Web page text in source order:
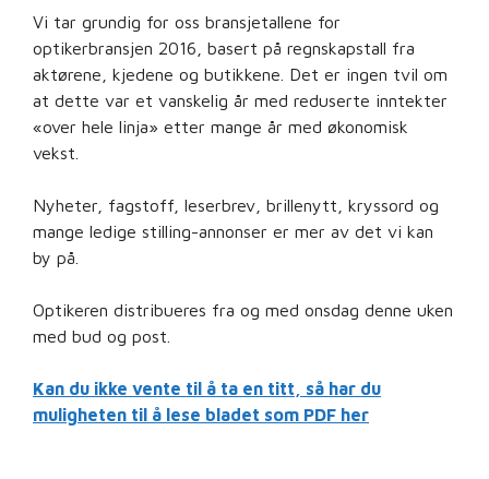
Vi tar grundig for oss bransjetallene for
optikerbransjen 2016, basert på regnskapstall fra
aktørene, kjedene og butikkene. Det er ingen tvil om
at dette var et vanskelig år med reduserte inntekter
«over hele linja» etter mange år med økonomisk
vekst.
Nyheter, fagstoff, leserbrev, brillenytt, kryssord og
mange ledige stilling-annonser er mer av det vi kan
by på.
Optikeren distribueres fra og med onsdag denne uken
med bud og post.
Kan du ikke vente til å ta en titt, så har du
muligheten til å lese bladet som PDF her